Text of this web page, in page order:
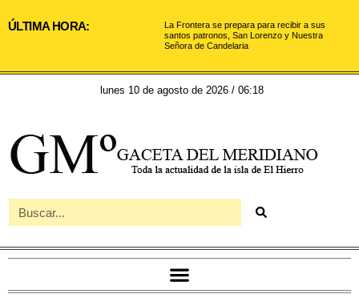
ÚLTIMA HORA:
La Frontera se prepara para recibir a sus
santos patronos, San Lorenzo y Nuestra
Señora de Candelaria
lunes 10 de agosto de 2026 / 06:18